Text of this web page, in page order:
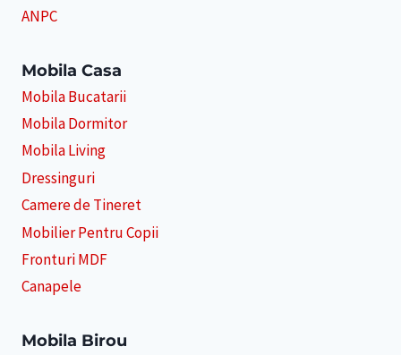
ANPC
Mobila Casa
Mobila Bucatarii
Mobila Dormitor
Mobila Living
Dressinguri
Camere de Tineret
Mobilier Pentru Copii
Fronturi MDF
Canapele
Mobila Birou